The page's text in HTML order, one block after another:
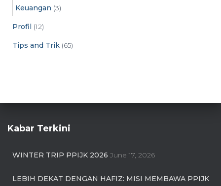
Keuangan (3)
Profil (12)
Tips and Trik (65)
Kabar Terkini
WINTER TRIP PPIJK 2026 June 17, 2026
LEBIH DEKAT DENGAN HAFIZ: MISI MEMBAWA PPIJK